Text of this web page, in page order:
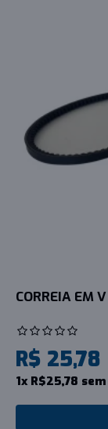
CORREIA EM
R$ 25,78
1x R$25,78